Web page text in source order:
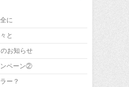
に
と
お知らせ
ペーン②
ー？